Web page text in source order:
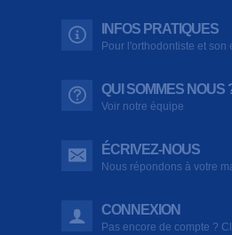
INFOS PRATIQUES
Pour l'orthodontiste et son
QUI SOMMES NOUS
Voir notre équipe
ÉCRIVEZ-NOUS
Nous répondons à votre
CONNEXION
Pas encore de compte ?